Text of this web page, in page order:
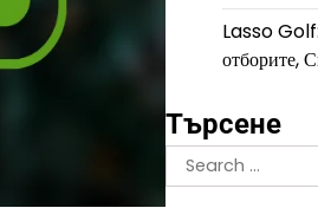
Lasso
отборите,
Търсене
Search
for: